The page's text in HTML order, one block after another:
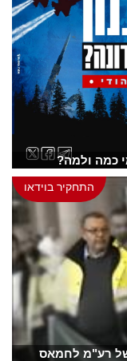
כמה ולמה?
התחקיר בוידאו